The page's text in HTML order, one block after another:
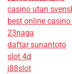
casino utan
best online
23naga
daftar sunantoto
slot 4d
j88slot